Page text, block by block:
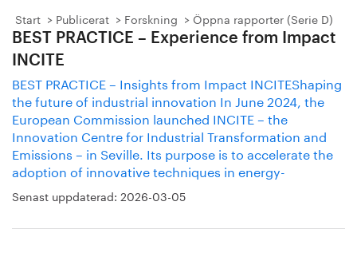
Start Publicerat Forskning Öppna rapporter (Serie D)
BEST PRACTICE – Experience from Impact
INCITE
BEST PRACTICE – Insights from Impact INCITEShaping
the future of industrial innovation In June 2024, the
European Commission launched INCITE – the
Innovation Centre for Industrial Transformation and
Emissions – in Seville. Its purpose is to accelerate the
adoption of innovative techniques in energy-
Senast uppdaterad: 2026-03-05